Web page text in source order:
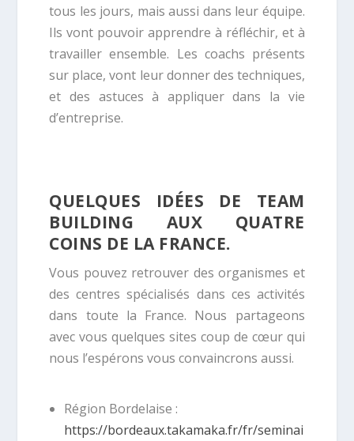
tous les jours, mais aussi dans leur équipe.
Ils vont pouvoir apprendre à réfléchir, et à
travailler ensemble. Les coachs présents
sur place, vont leur donner des techniques,
et des astuces à appliquer dans la vie
d’entreprise.
QUELQUES IDÉES DE TEAM
BUILDING AUX QUATRE
COINS DE LA FRANCE.
Vous pouvez retrouver des organismes et
des centres spécialisés dans ces activités
dans toute la France. Nous partageons
avec vous quelques sites coup de cœur qui
nous l’espérons vous convaincrons aussi.
Région Bordelaise :
https://bordeaux.takamaka.fr/fr/seminai